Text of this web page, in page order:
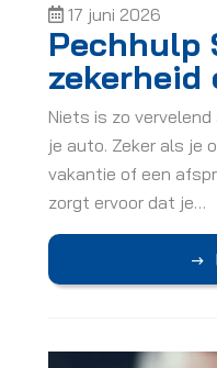
17 juni 2026
Pechhulp
zekerheid
Niets is zo
je auto. Zeker als je
vakantie of een
zorgt ervoor dat je…